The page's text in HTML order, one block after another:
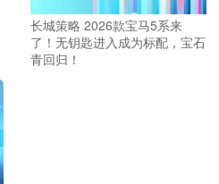
长城策略 2026款宝马5系来
了！无钥匙进入成为标配，宝石
青回归！